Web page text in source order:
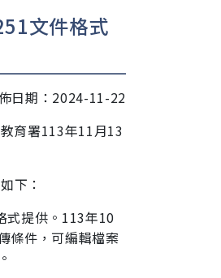
文件格式
日期：2024-11-22
育署113年11月13
下：
式提供。113年10
條件，可編輯檔案